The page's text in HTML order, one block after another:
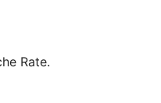
Rate.